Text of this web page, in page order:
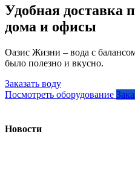
Удобная доставка
дома и офисы
Оазис Жизни – вода с
было полезно и вкусно.
Заказать воду
Посмотреть оборудование
Новости